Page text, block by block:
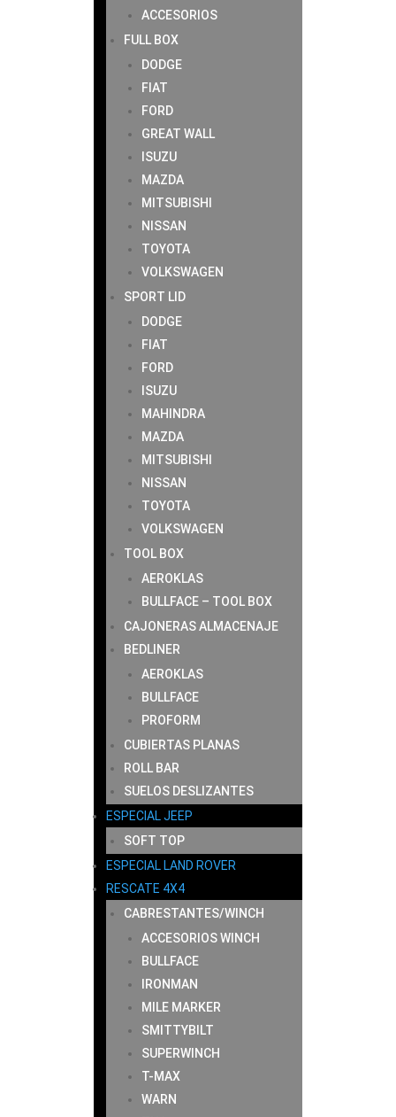
ACCESORIOS
FULL BOX
DODGE
FIAT
FORD
GREAT WALL
ISUZU
MAZDA
MITSUBISHI
NISSAN
TOYOTA
VOLKSWAGEN
SPORT LID
DODGE
FIAT
FORD
ISUZU
MAHINDRA
MAZDA
MITSUBISHI
NISSAN
TOYOTA
VOLKSWAGEN
TOOL BOX
AEROKLAS
BULLFACE – TOOL BOX
CAJONERAS ALMACENAJE
BEDLINER
AEROKLAS
BULLFACE
PROFORM
CUBIERTAS PLANAS
ROLL BAR
SUELOS DESLIZANTES
ESPECIAL JEEP
SOFT TOP
ESPECIAL LAND ROVER
RESCATE 4X4
CABRESTANTES/WINCH
ACCESORIOS WINCH
BULLFACE
IRONMAN
MILE MARKER
SMITTYBILT
SUPERWINCH
T-MAX
WARN